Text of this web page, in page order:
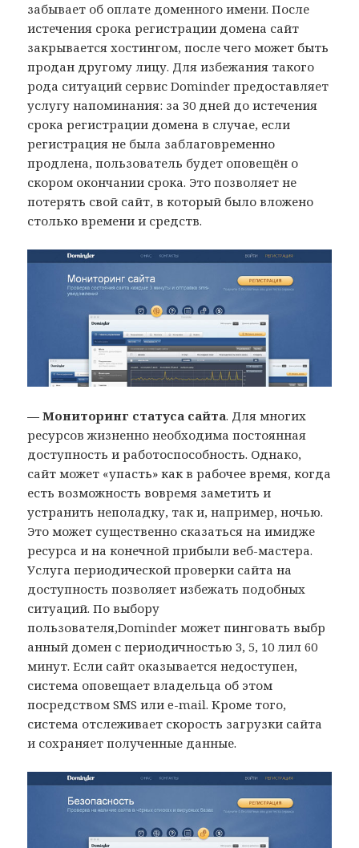
забывает об оплате доменного имени. После
истечения срока регистрации домена сайт
закрывается хостингом, после чего может быть
продан другому лицу. Для избежания такого
рода ситуаций сервис Dominder предоставляет
услугу напоминания: за 30 дней до истечения
срока регистрации домена в случае, если
регистрация не была заблаговременно
продлена, пользователь будет оповещён о
скором окончании срока. Это позволяет не
потерять свой сайт, в который было вложено
столько времени и средств.
— Мониторинг статуса сайта. Для многих
ресурсов жизненно необходима постоянная
доступность и работоспособность. Однако,
сайт может «упасть» как в рабочее время, когда
есть возможность вовремя заметить и
устранить неполадку, так и, например, ночью.
Это может существенно сказаться на имидже
ресурса и на конечной прибыли веб-мастера.
Услуга периодической проверки сайта на
доступность позволяет избежать подобных
ситуаций. По выбору
пользователя,Dominder может пинговать выбр
анный домен с периодичностью 3, 5, 10 лил 60
минут. Если сайт оказывается недоступен,
система оповещает владельца об этом
посредством SMS или e-mail. Кроме того,
система отслеживает скорость загрузки сайта
и сохраняет полученные данные.